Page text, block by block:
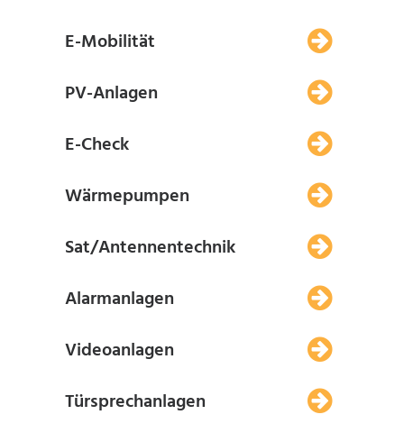
E-Mobilität
PV-Anlagen
E-Check
Wärmepumpen
Sat/Antennentechnik
Alarmanlagen
Videoanlagen
Türsprechanlagen